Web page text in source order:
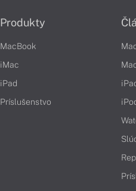
Produkty
MacBook
iMac
iPad
Príslušenstvo